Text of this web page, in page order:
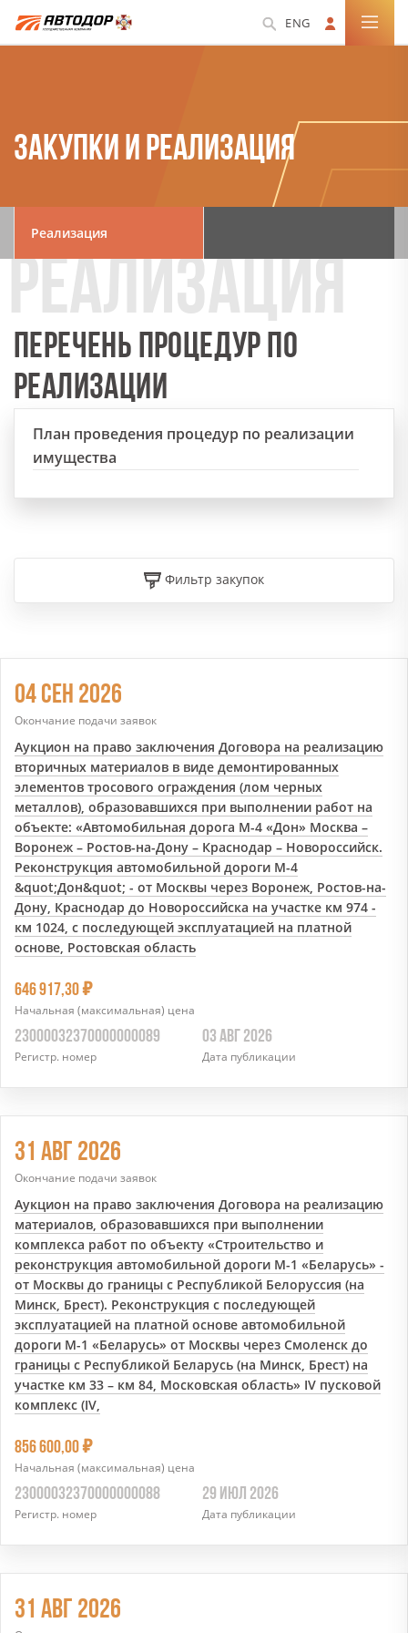
ENG
ЗАКУПКИ И РЕАЛИЗАЦИЯ
Реализация
ПЕРЕЧЕНЬ ПРОЦЕДУР ПО
РЕАЛИЗАЦИИ
План проведения процедур по реализации
имущества
Фильтр закупок
04 СЕН 2026
Окончание подачи заявок
Аукцион на право заключения Договора на реализацию
вторичных материалов в виде демонтированных
элементов тросового ограждения (лом черных
металлов), образовавшихся при выполнении работ на
объекте: «Автомобильная дорога М-4 «Дон» Москва –
Воронеж – Ростов-на-Дону – Краснодар – Новороссийск.
Реконструкция автомобильной дороги М-4
&quot;Дон&quot; - от Москвы через Воронеж, Ростов-на-
Дону, Краснодар до Новороссийска на участке км 974 -
км 1024, с последующей эксплуатацией на платной
основе, Ростовская область
646 917,307
Начальная (максимальная) цена
23000032370000000089
Регистр. номер
03 АВГ 2026
Дата публикации
31 АВГ 2026
Окончание подачи заявок
Аукцион на право заключения Договора на реализацию
материалов, образовавшихся при выполнении
комплекса работ по объекту «Строительство и
реконструкция автомобильной дороги М-1 «Беларусь» -
от Москвы до границы с Республикой Белоруссия (на
Минск, Брест). Реконструкция с последующей
эксплуатацией на платной основе автомобильной
дороги М-1 «Беларусь» от Москвы через Смоленск до
границы с Республикой Беларусь (на Минск, Брест) на
участке км 33 – км 84, Московская область» IV пусковой
комплекс (IV,
856 600,007
Начальная (максимальная) цена
23000032370000000088
Регистр. номер
29 ИЮЛ 2026
Дата публикации
31 АВГ 2026